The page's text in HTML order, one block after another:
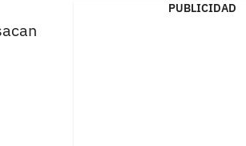
PUBLICIDAD